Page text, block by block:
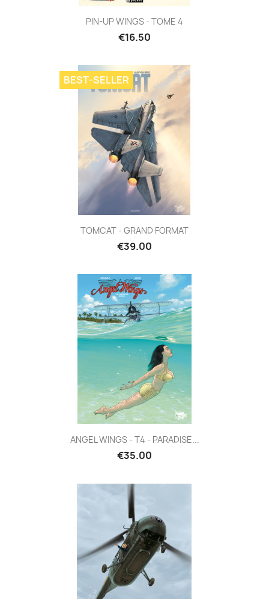
PIN-UP WINGS - TOME 4
€16.50
TOMCAT - GRAND FORMAT
€39.00
BEST-SELLER
ANGEL WINGS - T4 - PARADISE...
€35.00